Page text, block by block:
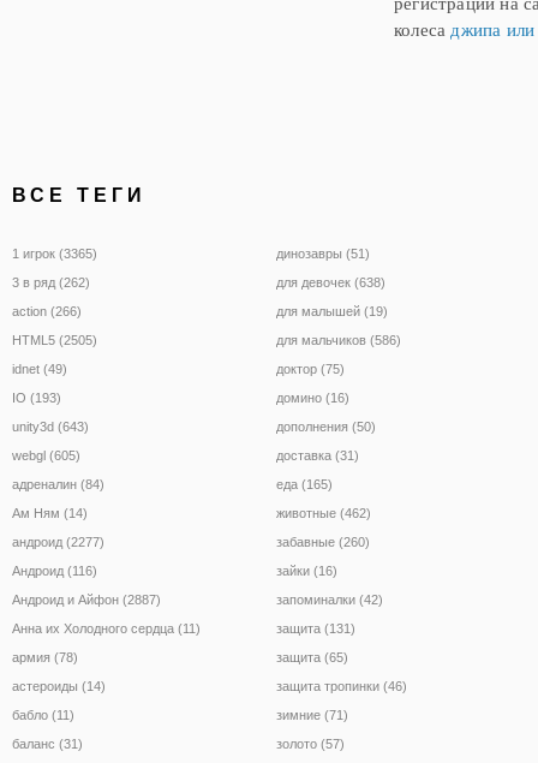
колеса джипа
ВСЕ ТЕГИ
1 игрок (3365)
3 в ряд (262)
action (266)
HTML5 (2505)
idnet (49)
IO (193)
unity3d (643)
webgl (605)
адреналин (84)
Ам Ням (14)
андроид (2277)
Андроид (116)
Андроид и Айфон (2887)
Анна их Холодного сердца (11)
армия (78)
астероиды (14)
бабло (11)
баланс (31)
динозавры (51)
для девочек (638)
для малышей (19)
для мальчиков (586)
доктор (75)
домино (16)
дополнения (50)
доставка (31)
еда (165)
животные (462)
забавные (260)
зайки (16)
запоминалки (42)
защита (131)
защита (65)
защита тропинки (46)
зимние (71)
золото (57)